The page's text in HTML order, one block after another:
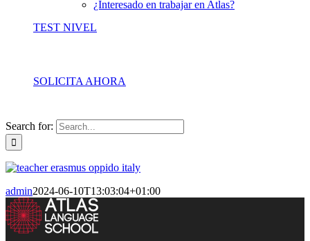
¿Interesado en trabajar en Atlas?
TEST NIVEL
SOLICITA AHORA
Search for:
admin2024-06-10T13:03:04+01:00